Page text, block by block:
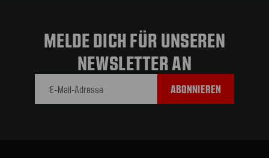
MELDE DICH FÜR UNSEREN
NEWSLETTER AN